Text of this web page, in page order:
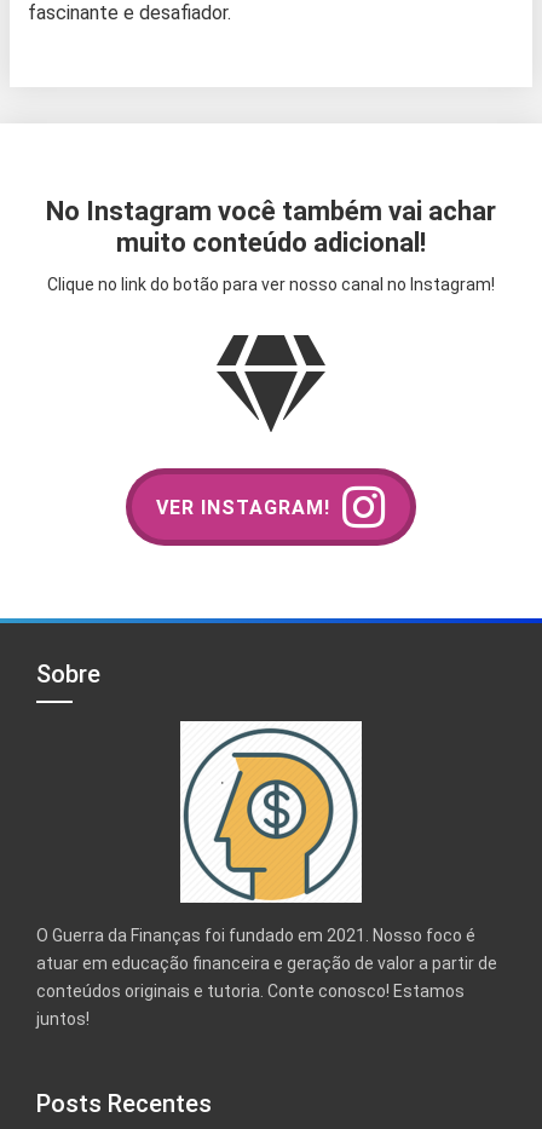
fascinante e desafiador.
No Instagram você também vai achar
muito conteúdo adicional!
Clique no link do botão para ver nosso canal no Instagram!
VER INSTAGRAM!
Sobre
O Guerra da Finanças foi fundado em 2021. Nosso foco é
atuar em educação financeira e geração de valor a partir de
conteúdos originais e tutoria. Conte conosco! Estamos
juntos!
Posts Recentes